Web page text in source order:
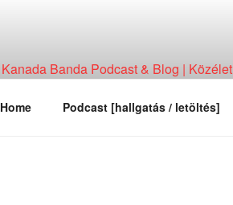
Kanada Banda Podcast & Blog |
Home Podcast [hallgatás / letöltés]